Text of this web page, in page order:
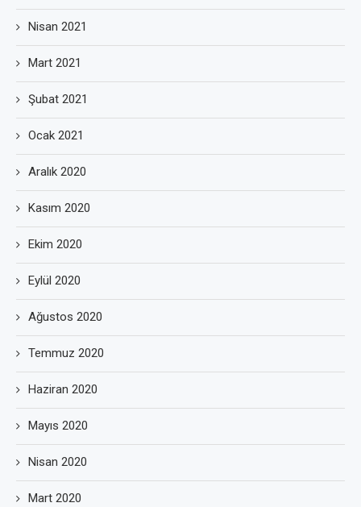
Nisan 2021
Mart 2021
Şubat 2021
Ocak 2021
Aralık 2020
Kasım 2020
Ekim 2020
Eylül 2020
Ağustos 2020
Temmuz 2020
Haziran 2020
Mayıs 2020
Nisan 2020
Mart 2020